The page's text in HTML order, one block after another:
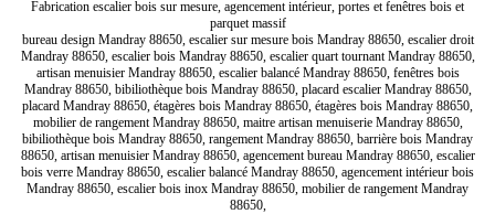
Fabrication escalier bois sur mesure, agencement intérieur, portes et fenêtres bois et
parquet massif
bureau design Mandray 88650, escalier sur mesure bois Mandray 88650, escalier droit
Mandray 88650, escalier bois Mandray 88650, escalier quart tournant Mandray 88650,
artisan menuisier Mandray 88650, escalier balancé Mandray 88650, fenêtres bois
Mandray 88650, bibiliothèque bois Mandray 88650, placard escalier Mandray 88650,
placard Mandray 88650, étagères bois Mandray 88650, étagères bois Mandray 88650,
mobilier de rangement Mandray 88650, maitre artisan menuiserie Mandray 88650,
bibiliothèque bois Mandray 88650, rangement Mandray 88650, barrière bois Mandray
88650, artisan menuisier Mandray 88650, agencement bureau Mandray 88650, escalier
bois verre Mandray 88650, escalier balancé Mandray 88650, agencement intérieur bois
Mandray 88650, escalier bois inox Mandray 88650, mobilier de rangement Mandray
88650,